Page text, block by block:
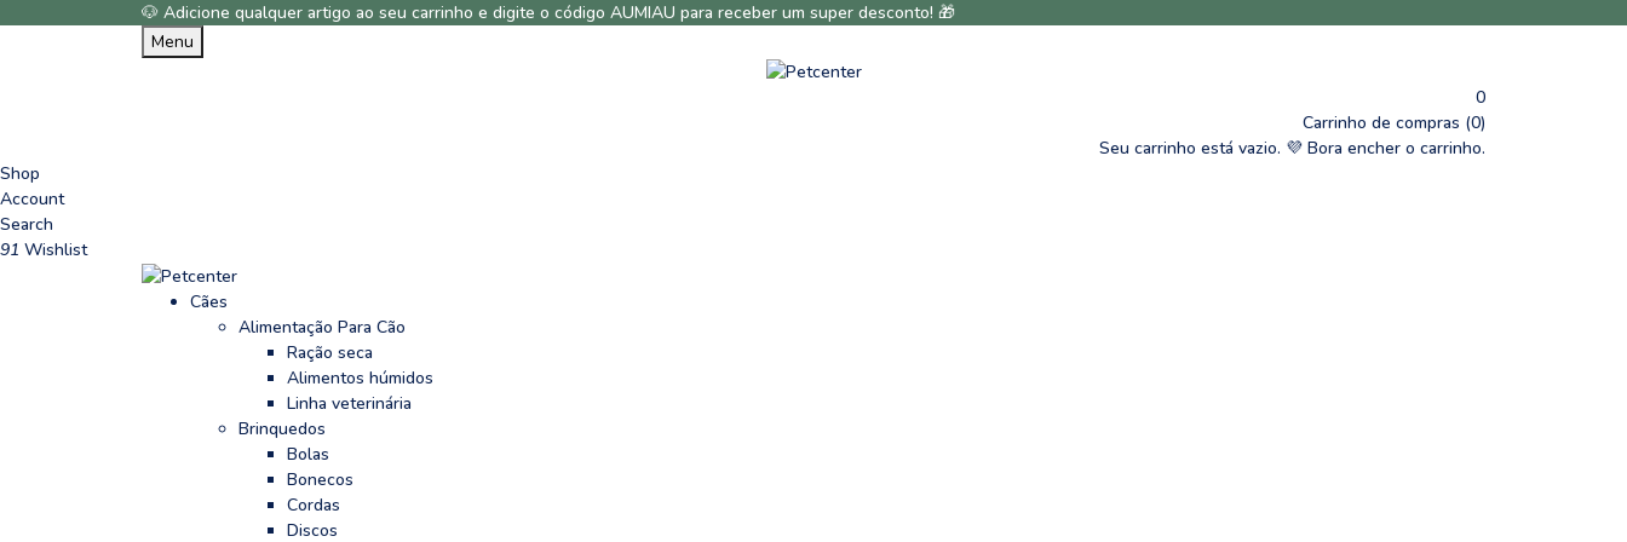
🐶 Adicione qualquer artigo ao seu carrinho e digite o código AUMIAU para receber um super desconto! 🎁
Menu
0
Carrinho de compras (0)
Seu carrinho está vazio. 💜 Bora encher o carrinho.
Shop
Account
Search
91 Wishlist
Cães
Alimentação Para Cão
Ração seca
Alimentos húmidos
Linha veterinária
Brinquedos
Bolas
Bonecos
Cordas
Discos